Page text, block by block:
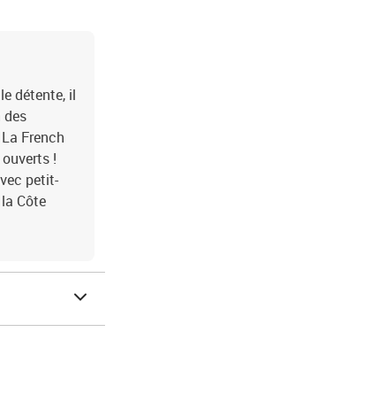
détente, il
des
French
!
petit-
Côte